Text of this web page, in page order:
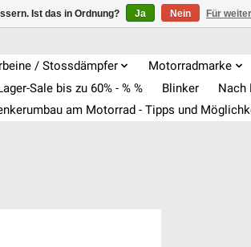
/ Stossdämpfer Motorradmarke
Sale bis zu 60% - % % Blinker Nach
am Motorrad - Tipps und
Ist das in Ordnung? Ja Nein Für